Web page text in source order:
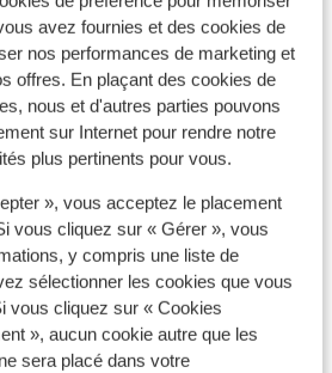
avez fournies et des cookies de
nos performances de marketing et
offres. En plaçant des cookies de
nous et d'autres parties pouvons
sur Internet pour rendre notre
plus pertinents pour vous.
», vous acceptez le placement
vous cliquez sur « Gérer », vous
y compris une liste de
sélectionner les cookies que vous
vous cliquez sur « Cookies
», aucun cookie autre que les
sera placé dans votre
tous les 18 avis
de sable, transats (gratuit) ,